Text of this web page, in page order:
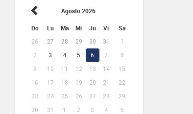
Agosto 2026
Do Lu Ma Mi Ju Vi Sa
26 27 28 29 30 31
1
2
3 4 5 6 7
8
9
10 11 12 13 14
15
16
17 18 19 20 21
22
23
24 25 26 27 28
29
30
31 1 2 3 4 5